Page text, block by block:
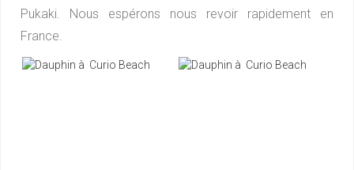
Pukaki. Nous espérons nous revoir rapidement en
France.